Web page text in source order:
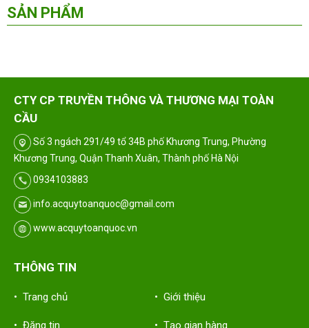
SẢN PHẨM
CTY CP TRUYỀN THÔNG VÀ THƯƠNG MẠI TOÀN
CẦU
Số 3 ngách 291/49 tổ 34B phố Khương Trung, Phường
Khương Trung, Quận Thanh Xuân, Thành phố Hà Nội
0934103883
info.acquytoanquoc@gmail.com
www.acquytoanquoc.vn
THÔNG TIN
• Trang chủ • Giới thiệu
• Đăng tin • Tạo gian hàng